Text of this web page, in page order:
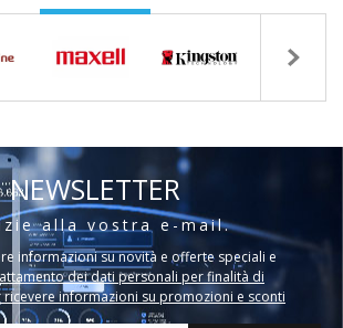
NEWSLETTER
alla vostra e-mail.
informazioni su novità e offerte speciali e
dei dati personali per finalità di
informazioni su promozioni e sconti